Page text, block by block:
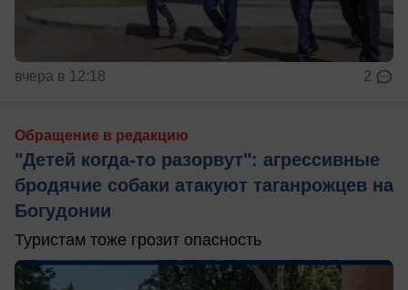
вчера в 12:18 2
Обращение в редакцию
"Детей когда-то разорвут": агрессивные
бродячие собаки атакуют таганрожцев на
Богудонии
Туристам тоже грозит опасность